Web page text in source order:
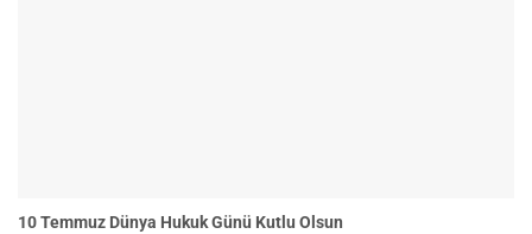
10 Temmuz Dünya Hukuk Günü Kutlu Olsun